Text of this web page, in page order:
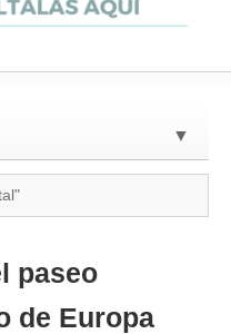
▼
paseo
de Europa